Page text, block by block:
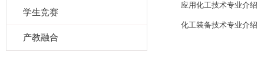
学生竞赛
产教融合
应用化工技术专业介绍
化工装备技术专业介绍